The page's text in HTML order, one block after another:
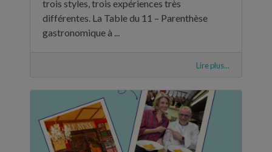
trois styles, trois expériences très
différentes. La Table du 11 – Parenthèse
gastronomique à ...
Lire plus...